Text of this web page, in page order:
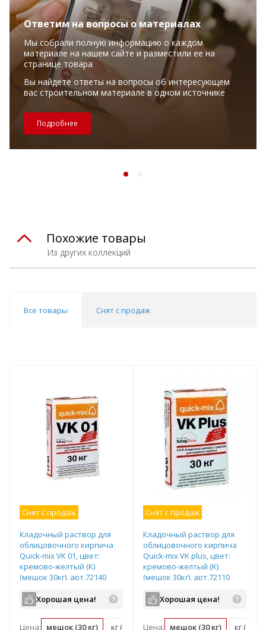
Ответим на вопросы о материалах
Мы собрали полную информацию о каждом
материале на нашем сайте и разместили ее на
странице товара
Вы найдете ответы на вопросы об интересующем
вас строительном материале в одном источнике
Подробнее
Из других коллекций
Похожие товары
Все товары Снят с продаж
Снят с продаж
Кладочный раствор для
облицовочного кирпича
Quick-mix VK 01, цвет:
кремово-желтый (K)
(мешок 30кг), арт.72140
Хорошая цена!
Цена: мешок (30 кг) кг (0.03 мешок)
Снят с продаж
Кладочный раствор для
облицовочного кирпича
Quick-mix VK plus, цвет:
кремово-желтый (K)
(мешок 30кг), арт.72110
Хорошая цена!
Цена: мешок (30 кг) кг (0.03